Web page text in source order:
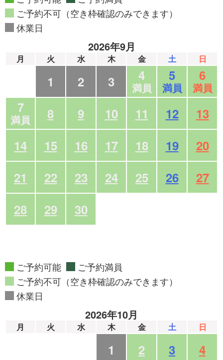
ご予約不可（空き枠確認のみできます）
休業日
2026年9月
月 火 水 木 金 土 日
1 2 3 4
満員
5
満員
6
満員
7
満員 8 9 10 11 12
13
14
15 16 17 18 19
20
21
22 23 24 25 26
27
28
29 30
ご予約可能
ご予約満員
ご予約不可（空き枠確認のみできます）
休業日
2026年10月
月 火 水 木 金 土 日
1 2 3
4